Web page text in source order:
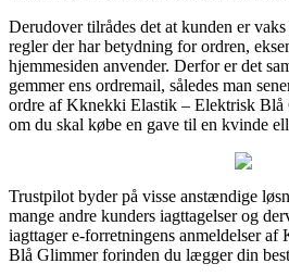
Derudover tilrådes det at kunden er
regler der har betydning for ordren,
hjemmesiden anvender. Derfor er det
gemmer ens ordremail, således man
ordre af Kknekki Elastik – Elektrisk Blå
om du skal købe en gave til en kvinde
Trustpilot byder på visse anstændige
mange andre kunders iagttagelser og
iagttager e-forretningens anmeldelser
Blå Glimmer forinden du lægger din